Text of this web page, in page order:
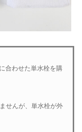
合わせた単水栓を購
せんが、単水栓が外